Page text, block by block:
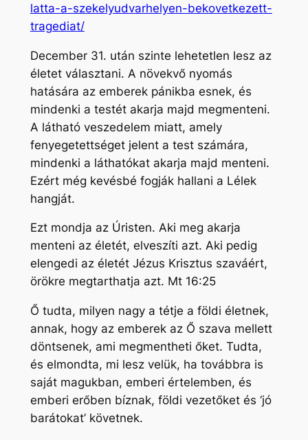
latta-a-szekelyudvarhelyen-bekovetkezett-
tragediat/
December 31. után szinte lehetetlen lesz az
életet választani. A növekvő nyomás
hatására az emberek pánikba esnek, és
mindenki a testét akarja majd megmenteni.
A látható veszedelem miatt, amely
fenyegetettséget jelent a test számára,
mindenki a láthatókat akarja majd menteni.
Ezért még kevésbé fogják hallani a Lélek
hangját.
Ezt mondja az Úristen. Aki meg akarja
menteni az életét, elveszíti azt. Aki pedig
elengedi az életét Jézus Krisztus szaváért,
örökre megtarthatja azt. Mt 16:25
Ő tudta, milyen nagy a tétje a földi életnek,
annak, hogy az emberek az Ő szava mellett
döntsenek, ami megmentheti őket. Tudta,
és elmondta, mi lesz velük, ha továbbra is
saját magukban, emberi értelemben, és
emberi erőben bíznak, földi vezetőket és ‘jó
barátokat’ követnek.